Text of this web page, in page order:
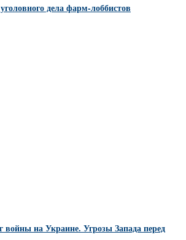
дела фарм-лоббистов
войны на Украине. Угрозы Запада перед